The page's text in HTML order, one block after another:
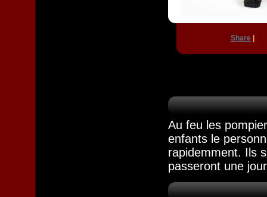
Share
Au feu les
enfants le
rapidemment. Ils
passeront une